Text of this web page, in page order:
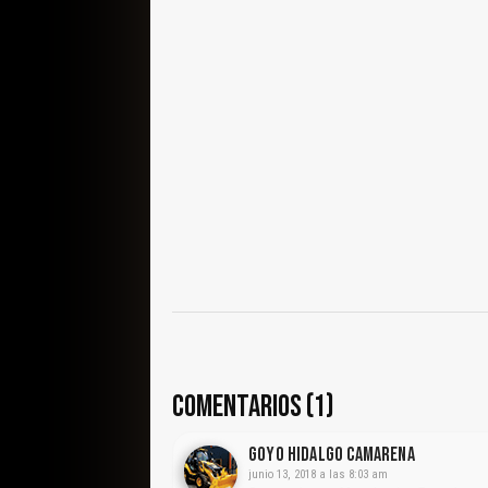
COMENTARIOS (1)
Goyo Hidalgo Camarena
junio 13, 2018 a las 8:03 am